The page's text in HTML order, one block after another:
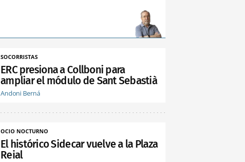
SOCORRISTAS
ERC presiona a Collboni para
ampliar el módulo de Sant Sebastià
Andoni Berná
OCIO NOCTURNO
El histórico Sidecar vuelve a la Plaza
Reial